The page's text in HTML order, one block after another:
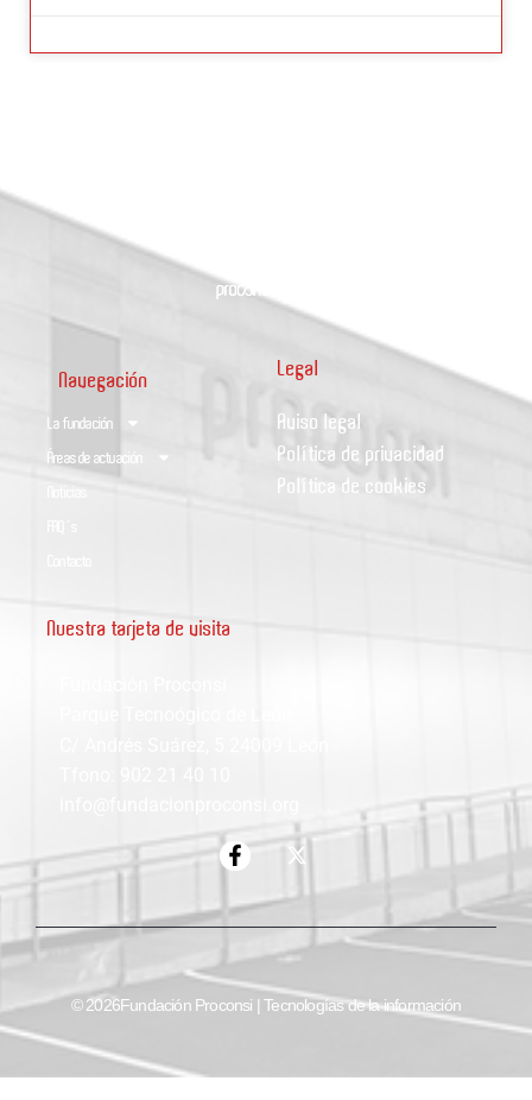
Navegación
La fundación
Áreas de actuación
Noticias
Legal
Aviso legal
Política de privacidad
Política de cookies
Nuestra tarjeta de visita
© 2026Fundación Proconsi | Tecnologías de la información